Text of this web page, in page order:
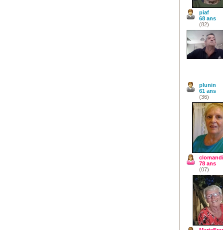
piaf
68 ans
(82)
plunin
61 ans
(36)
78 ans
(07)